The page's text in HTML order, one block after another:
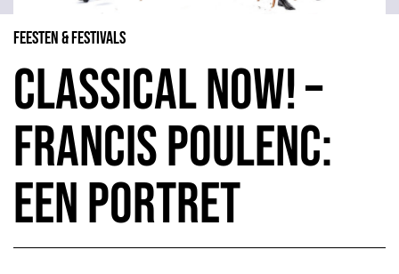
Feesten & Festivals
Classical NOW! –
Francis Poulenc:
Een Portret